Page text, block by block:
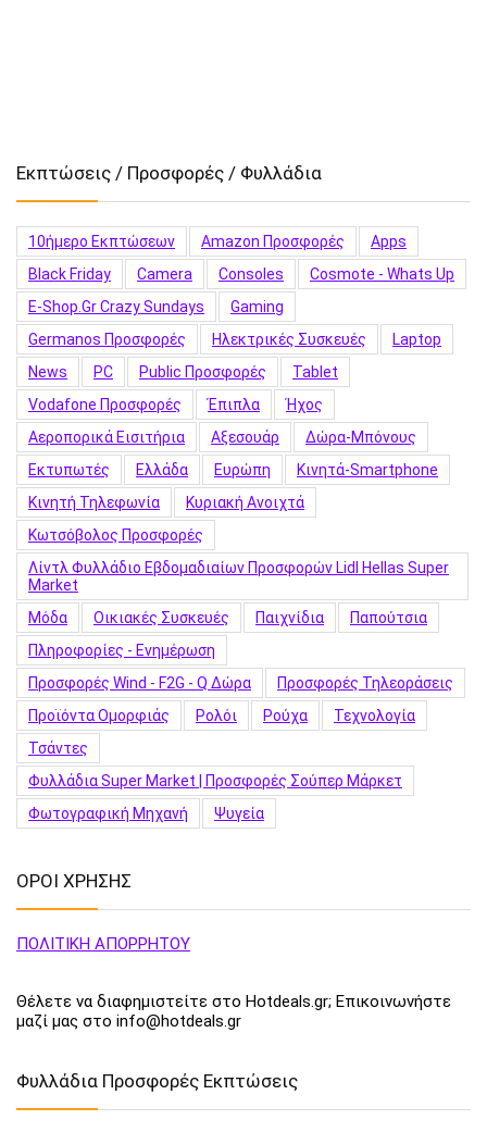
Εκπτώσεις / Προσφορές / Φυλλάδια
10ήμερο Εκπτώσεων Amazon Προσφορές
Apps
Black Friday
Camera Consoles
Cosmote - Whats Up
E-Shop.gr Crazy Sundays
Gaming
Germanos Προσφορές
Hλεκτρικές Συσκευές
Laptop
News
PC Public Προσφορές
Tablet
Vodafone Προσφορές
Έπιπλα
Ήχος
Αεροπορικά Εισιτήρια
Αξεσουάρ
Δώρα-Μπόνους
Εκτυπωτές
Ελλάδα Ευρώπη
Κινητά-Smartphone
Κινητή Τηλεφωνία
Κυριακή Ανοιχτά
Κωτσόβολος Προσφορές
Λίντλ Φυλλάδιο Εβδομαδιαίων Προσφορών Lidl Hellas Super
Market
Μόδα
Οικιακές Συσκευές Παιχνίδια
Παπούτσια
Πληροφορίες - Ενημέρωση
Προσφορές Wind - F2G - Q Δώρα
Προσφορές Τηλεοράσεις
Προϊόντα Ομορφιάς
Ρολόι Ρούχα
Τεχνολογία
Τσάντες
Φυλλάδια Super Market | Προσφορές Σούπερ Μάρκετ
Φωτογραφική Μηχανή
Ψυγεία
ΟΡΟΙ ΧΡΗΣΗΣ
ΠΟΛΙΤΙΚΗ ΑΠΟΡΡΗΤΟΥ
Θέλετε να διαφημιστείτε στο Hotdeals.gr; Επικοινωνήστε
μαζί μας στο info@hotdeals.gr
Φυλλάδια Προσφορές Εκπτώσεις